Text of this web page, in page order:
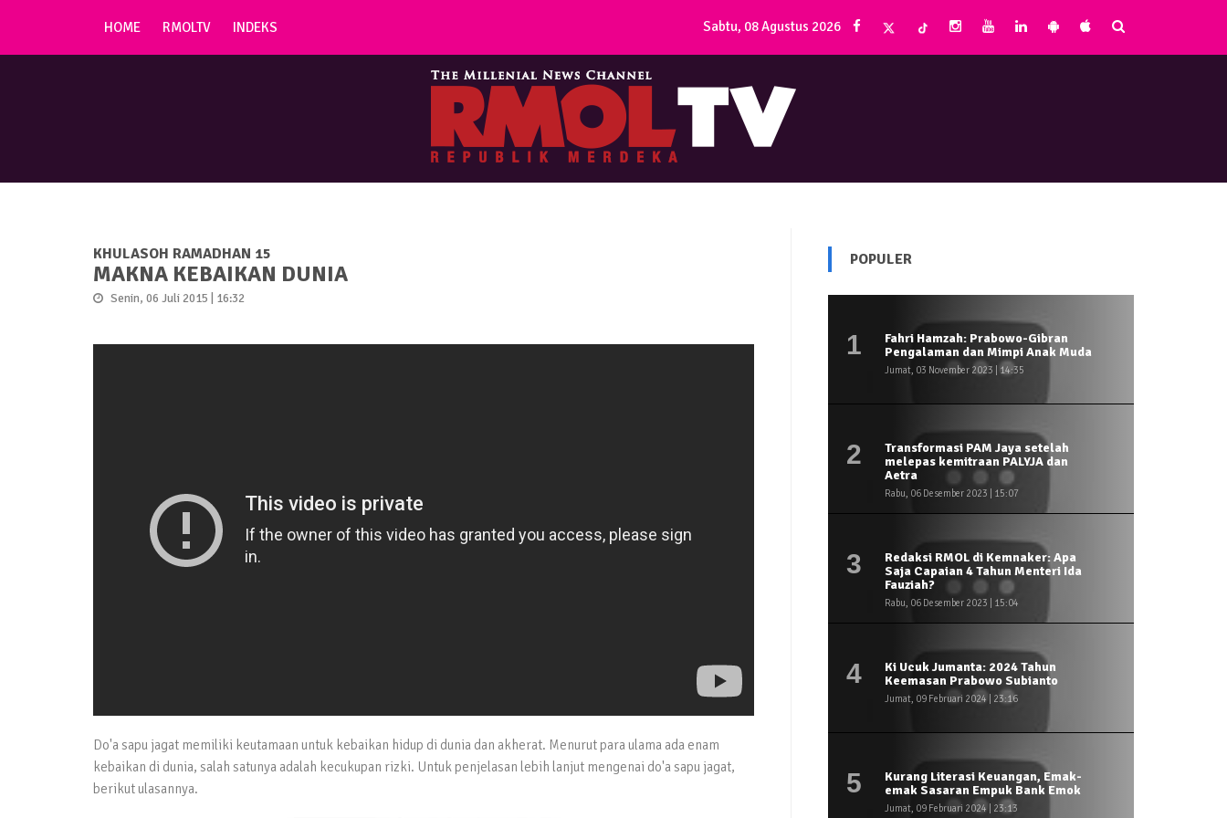
HOME RMOLTV INDEKS Sabtu, 08 Agustus 2026
KHULASOH RAMADHAN 15
MAKNA KEBAIKAN DUNIA
Senin, 06 Juli 2015 | 16:32
Do'a sapu jagat memiliki keutamaan untuk kebaikan hidup di dunia dan akherat. Menurut para ulama ada enam
kebaikan di dunia, salah satunya adalah kecukupan rizki. Untuk penjelasan lebih lanjut mengenai do'a sapu jagat,
berikut ulasannya.
POPULER
1
Fahri Hamzah: Prabowo-Gibran
Pengalaman dan Mimpi Anak Muda
Jumat, 03 November 2023 | 14:35
2
Transformasi PAM Jaya setelah
melepas kemitraan PALYJA dan
Aetra
Rabu, 06 Desember 2023 | 15:07
3
Redaksi RMOL di Kemnaker: Apa
Saja Capaian 4 Tahun Menteri Ida
Fauziah?
Rabu, 06 Desember 2023 | 15:04
4
Ki Ucuk Jumanta: 2024 Tahun
Keemasan Prabowo Subianto
Jumat, 09 Februari 2024 | 23:16
5
Kurang Literasi Keuangan, Emak-
emak Sasaran Empuk Bank Emok
Jumat, 09 Februari 2024 | 23:13